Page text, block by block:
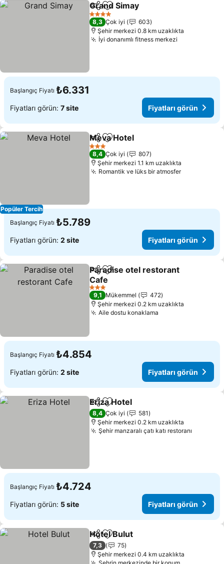
PaylaşFavorilerime ekle
Grand Simay
4 Yıldız
8,3 Çok iyi
603
Şehir merkezi 0.8 km uzaklıkta
İyi donanımlı fitness merkezi
Başlangıç Fiyatı ₺6.331
Fiyatları görün: 7 site Fiyatları görün
Popüler Tercih
PaylaşFavorilerime ekle
Meva Hotel
3 Yıldız
8,4 Çok iyi
807
Şehir merkezi 1.1 km uzaklıkta
Romantik ve lüks bir atmosferFiyatları
Başlangıç Fiyatı ₺5.789
Fiyatları görün: 2 site Fiyatları görün
PaylaşFavorilerime ekle
Paradise otel restorant
Cafe
Fiyatları görün
3 Yıldız
9,1 Mükemmel
472
Şehir merkezi 0.2 km uzaklıkta
Aile dostu konaklama
Başlangıç Fiyatı ₺4.854
Fiyatları görün: 2 site Fiyatları görün
PaylaşFavorilerime ekle
Eriza Hotel
8,4 Çok iyi
581
Şehir merkezi 0.2 km uzaklıkta
Şehir manzaralı çatı katı restoranı
Başlangıç Fiyatı ₺4.724
Fiyatları görün: 5 site Fiyatları görün
PaylaşFavorilerime ekle
Hotel Bulut
7,3
75
Şehir merkezi 0.4 km uzaklıkta